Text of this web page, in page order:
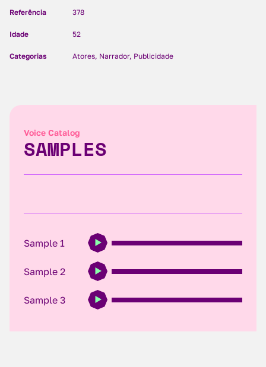
Referência 378
Idade 52
Categorias Atores, Narrador, Publicidade
Voice Catalog
SAMPLES
Sample 1
Sample 2
Sample 3